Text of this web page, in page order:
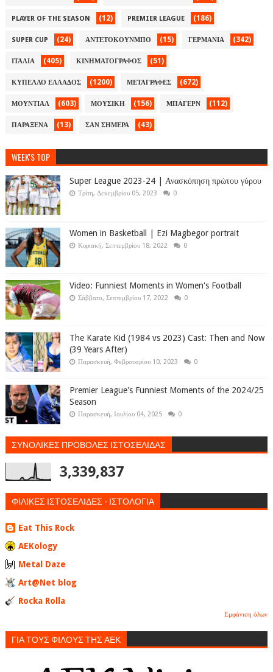
PLAYER OF THE SEASON (12) PREMIER LEAGUE (186)
SUPER CUP (24) ΑΝΤΕΤΟΚΟΥΝΜΠΟ (15) ΓΕΡΜΑΝΙΑ (342)
ΙΤΑΛΙΑ (405) ΚΙΝΗΜΑΤΟΓΡΑΦΟΣ (51)
ΚΥΠΕΛΛΟ ΕΛΛΑΔΟΣ (1200) ΜΕΤΑΓΡΑΦΕΣ (672)
ΜΟΥΝΤΙΑΛ (603) ΜΟΥΣΙΚΗ (156) ΜΠΑΓΕΡΝ (112)
ΠΑΡΑΞΕΝΑ (13) ΣΑΝ ΣΗΜΕΡΑ (43)
WEEK'S TOP
Super League 2023-24 | Ανασκόπηση πρώτου γύρου
Τρίτη, Δεκεμβρίου 05, 2023 0
Women in Basketball | Ezi Magbegor portrait
Κυριακή, Σεπτεμβρίου 18, 2022 0
Video: Funniest Moments in Women's Football
Σάββατο, Σεπτεμβρίου 17, 2022 0
The Karate Kid (1984 vs 2023) Cast: Then and Now
(39 Years After)
Παρασκευή, Φεβρουαρίου 10, 2023 0
Premier League's Funniest Moments of the 2024/25
Season
Παρασκευή, Ιουλίου 04, 2025 0
ΣΥΝΟΛΙΚΕΣ ΠΡΟΒΟΛΕΣ ΙΣΤΟΣΕΛΙΔΑΣ
3,339,837
ΦΙΛΙΚΕΣ ΙΣΤΟΣΕΛΙΔΕΣ - ΙΣΤΟΛΟΓΙΑ
Eat This Rock
AEKology
Metal Daze
Art@Net blog
Rocka Rolla
Εμφάνιση όλων
ΓΙΑ ΤΟΥΣ ΦΙΛΟΥΣ ΤΗΣ ΑΕΚ